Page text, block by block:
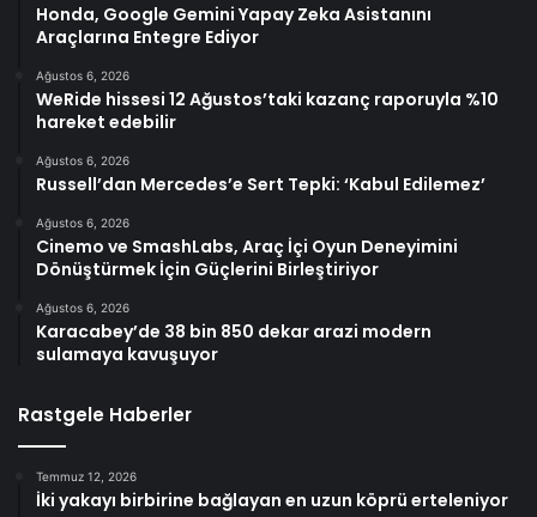
Honda, Google Gemini Yapay Zeka Asistanını
Araçlarına Entegre Ediyor
Ağustos 6, 2026
WeRide hissesi 12 Ağustos’taki kazanç raporuyla %10
hareket edebilir
Ağustos 6, 2026
Russell’dan Mercedes’e Sert Tepki: ‘Kabul Edilemez’
Ağustos 6, 2026
Cinemo ve SmashLabs, Araç İçi Oyun Deneyimini
Dönüştürmek İçin Güçlerini Birleştiriyor
Ağustos 6, 2026
Karacabey’de 38 bin 850 dekar arazi modern
sulamaya kavuşuyor
Rastgele Haberler
Temmuz 12, 2026
İki yakayı birbirine bağlayan en uzun köprü erteleniyor